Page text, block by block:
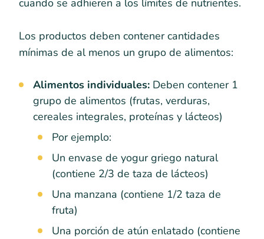
cuando se adhieren a los límites de nutrientes.
Los productos deben contener cantidades
mínimas de al menos un grupo de alimentos:
Alimentos individuales: Deben contener 1
grupo de alimentos (frutas, verduras,
cereales integrales, proteínas y lácteos)
Por ejemplo:
Un envase de yogur griego natural
(contiene 2/3 de taza de lácteos)
Una manzana (contiene 1/2 taza de
fruta)
Una porción de atún enlatado (contiene